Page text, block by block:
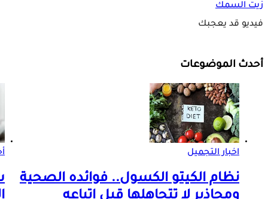
زيت السمك
فيديو قد يعجبك
أحدث الموضوعات
اخبار التجميل
نظام الكيتو الكسول.. فوائده الصحية